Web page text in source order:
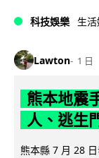
科技娛樂 生
Lawton 1 日
熊本地震
人、逃生
熊本縣 7 月 28